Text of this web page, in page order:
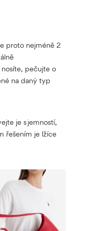
proto nejméně 2
pečujte o
na daný typ
je s jemností,
řešením je lžíce